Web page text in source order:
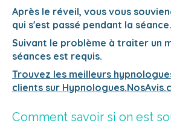
Après le réveil, vous vous
qui s'est passé pendant la séance.
Suivant le problème à traiter un
séances est requis.
Trouvez les meilleurs
clients sur
Comment savoir si on est